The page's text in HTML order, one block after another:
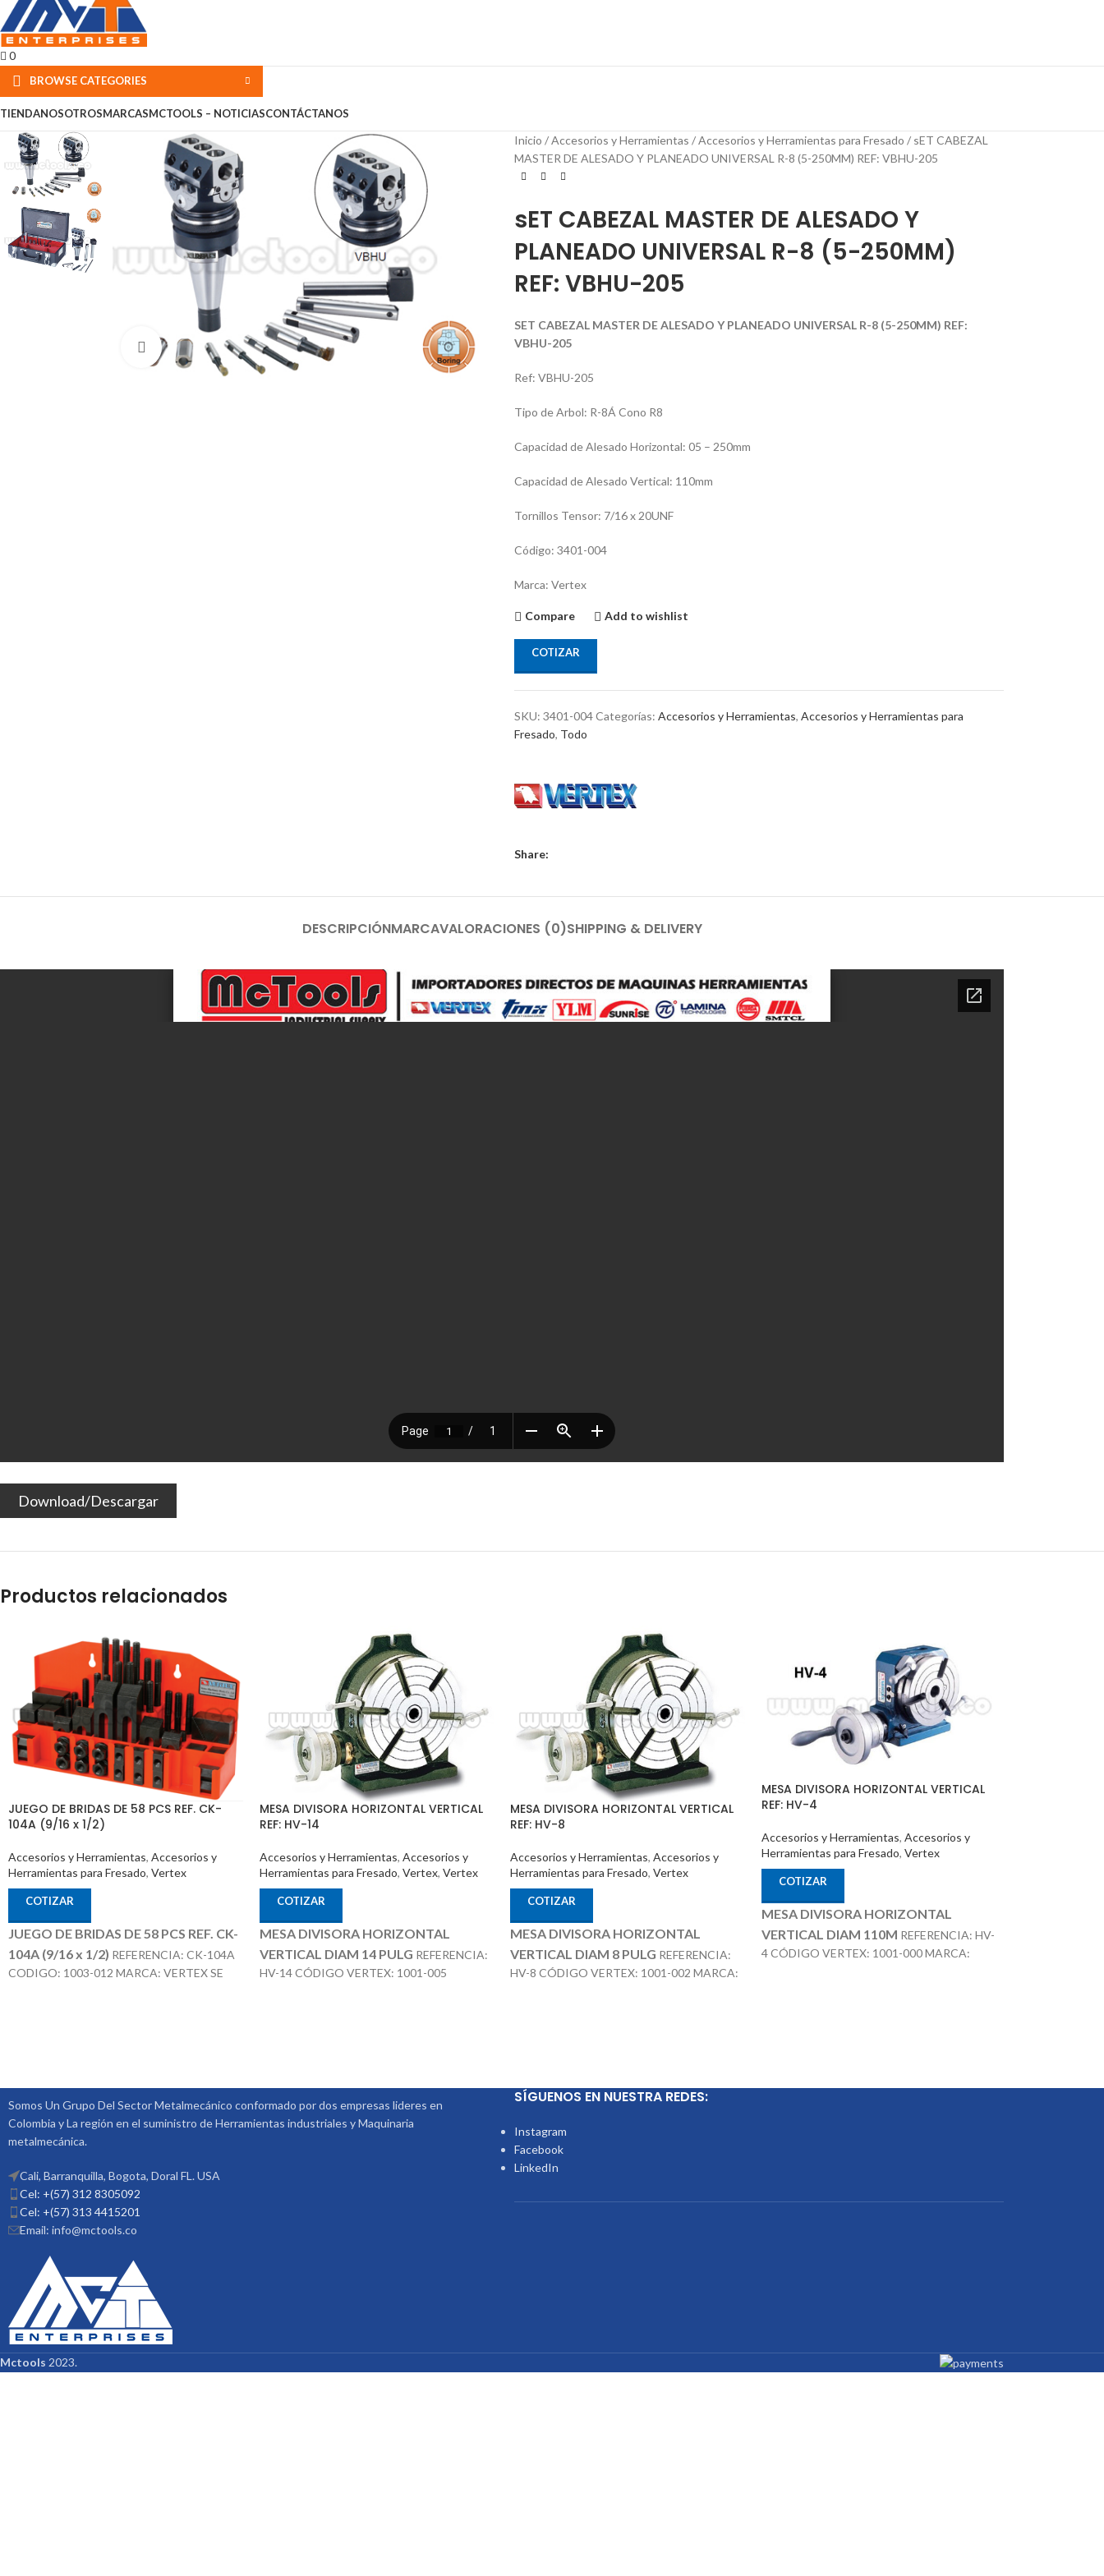
0
BROWSE CATEGORIES
TIENDANOSOTROSMARCASMCTOOLS – NOTICIASCONTÁCTANOS
Click to enlarge
Inicio Accesorios y Herramientas Accesorios y Herramientas para Fresado
sET CABEZAL
MASTER DE ALESADO Y PLANEADO UNIVERSAL R-8 (5-250MM) REF: VBHU-205
sET CABEZAL MASTER DE ALESADO Y
PLANEADO UNIVERSAL R-8 (5-250MM)
REF: VBHU-205
SET CABEZAL MASTER DE ALESADO Y PLANEADO UNIVERSAL R-8 (5-250MM) REF:
VBHU-205
Ref: VBHU-205
Tipo de Arbol: R-8Á Cono R8
Capacidad de Alesado Horizontal: 05 – 250mm
Capacidad de Alesado Vertical: 110mm
Tornillos Tensor: 7/16 x 20UNF
Código: 3401-004
Marca: Vertex
Compare Add to wishlist
COTIZAR
SKU: 3401-004Categorías: Accesorios y Herramientas, Accesorios y Herramientas para
Fresado, Todo
Share:
DESCRIPCIÓNMARCAVALORACIONES (0)SHIPPING & DELIVERY
Download/Descargar
Productos relacionados
JUEGO DE BRIDAS DE 58 PCS REF. CK-
104A (9/16 x 1/2)
Accesorios y Herramientas, Accesorios y
Herramientas para Fresado, Vertex
COTIZAR
JUEGO DE BRIDAS DE 58 PCS REF. CK-
104A (9/16 x 1/2) REFERENCIA: CK-104A
CODIGO: 1003-012 MARCA: VERTEX SE
MESA DIVISORA HORIZONTAL VERTICAL
REF: HV-14
Accesorios y Herramientas, Accesorios y
Herramientas para Fresado, Vertex, Vertex
COTIZAR
MESA DIVISORA HORIZONTAL
VERTICAL DIAM 14 PULG REFERENCIA:
HV-14 CÓDIGO VERTEX: 1001-005
MESA DIVISORA HORIZONTAL VERTICAL
REF: HV-8
Accesorios y Herramientas, Accesorios y
Herramientas para Fresado, Vertex
COTIZAR
MESA DIVISORA HORIZONTAL
VERTICAL DIAM 8 PULG REFERENCIA:
HV-8 CÓDIGO VERTEX: 1001-002 MARCA:
MESA DIVISORA HORIZONTAL VERTICAL
REF: HV-4
Accesorios y Herramientas, Accesorios y
Herramientas para Fresado, Vertex
COTIZAR
MESA DIVISORA HORIZONTAL
VERTICAL DIAM 110M REFERENCIA: HV-
4 CÓDIGO VERTEX: 1001-000 MARCA:
Somos Un Grupo Del Sector Metalmecánico conformado por dos empresas lideres en
Colombia y La región en el suministro de Herramientas industriales y Maquinaria
metalmecánica.
Cali, Barranquilla, Bogota, Doral FL. USA
Cel: +(57) 312 8305092
Cel: +(57) 313 4415201
Email: info@mctools.co
SÍGUENOS EN NUESTRA REDES:
Instagram
Facebook
LinkedIn
Mctools 2023.